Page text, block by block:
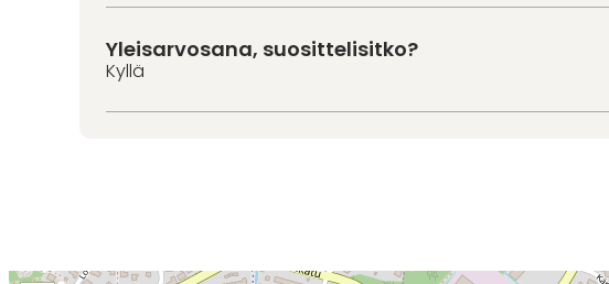
Yleisarvosana, suosittelisitko?
Kyllä